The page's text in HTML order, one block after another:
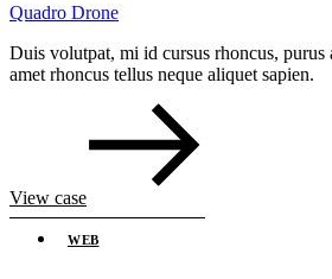
Quadro Drone
Duis volutpat, mi id cursus rhoncus, purus
amet rhoncus tellus neque aliquet sapien.
View case
WEB